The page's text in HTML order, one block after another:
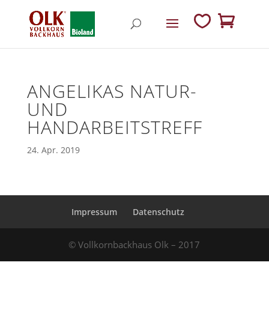
ANGELIKAS NATUR-
UND
HANDARBEITSTREFF
24. Apr. 2019
Impressum Datenschutz
© Vollkornbackhaus Olk – 2017